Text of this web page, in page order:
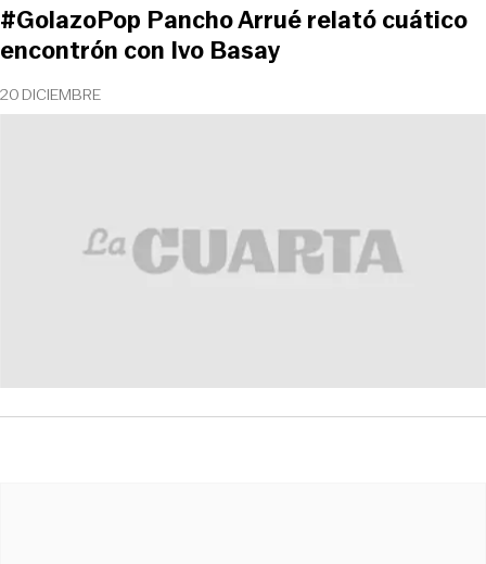
20 DICIEMBRE
#GolazoPop Pancho Arrué relató cuático
encontrón con Ivo Basay